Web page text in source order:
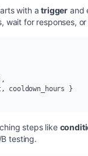
with atrigger and
for responses, or
,
cooldown_hours }
steps like
testing.